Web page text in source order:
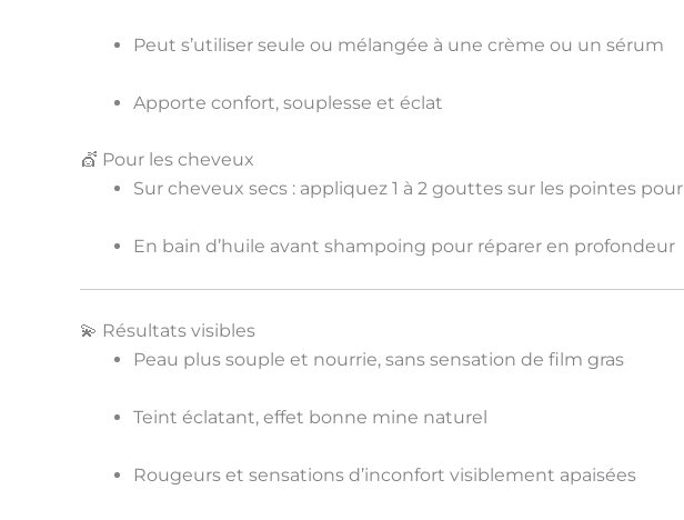
Peut s’utiliser seule ou mélangée à une crème ou un sérum
Apporte confort, souplesse et éclat
💇 Pour les cheveux
Sur cheveux secs : appliquez 1 à 2 gouttes sur les pointes pour
En bain d’huile avant shampoing pour réparer en profondeur
💫 Résultats visibles
Peau plus souple et nourrie, sans sensation de film gras
Teint éclatant, effet bonne mine naturel
Rougeurs et sensations d’inconfort visiblement apaisées